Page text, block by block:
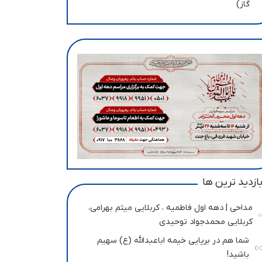
گاز)
ترین ها
مداحی | دهه اول فاطمیه ، کربلایی میثم بهرامی،
کربلایی محمدجواد توحیدی
شما هم در برپایی خیمه اباعبدالله (ع) سهیم
باشید!